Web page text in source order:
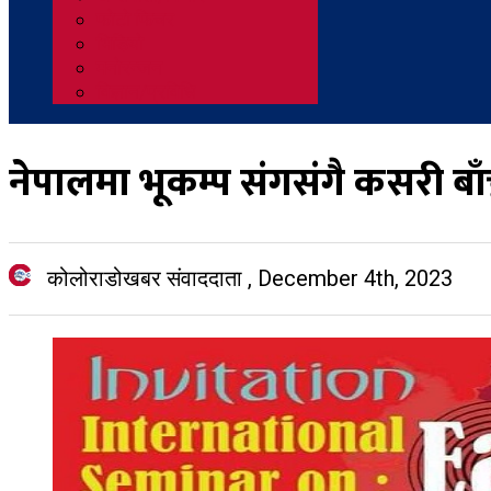
नेपालमा भूकम्प संगसंगै कसरी
कोलोराडोखबर संवाददाता,December 4th, 2023